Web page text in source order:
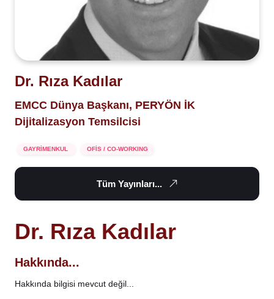
Dr. Rıza Kadılar
EMCC Dünya Başkanı, PERYÖN İK
Dijitalizasyon Temsilcisi
GAYRİMENKUL OFİS / CO-WORKING
Tüm Yayınları...
Dr. Rıza Kadılar
Hakkında...
Hakkında bilgisi mevcut değil...